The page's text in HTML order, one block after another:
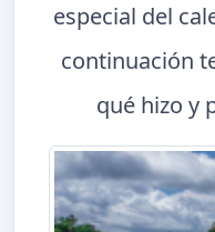
especial del
continuación
qué hizo y